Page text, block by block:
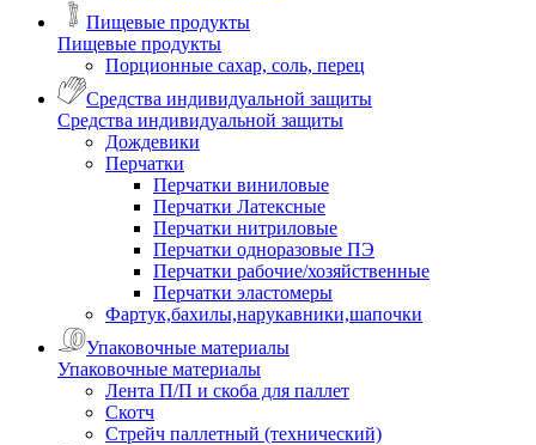
Пищевые продукты
Пищевые продукты
Порционные сахар, соль, перец
Средства индивидуальной защиты
Средства индивидуальной защиты
Дождевики
Перчатки
Перчатки виниловые
Перчатки Латексные
Перчатки нитриловые
Перчатки одноразовые ПЭ
Перчатки рабочие/хозяйственные
Перчатки эластомеры
Фартук,бахилы,нарукавники,шапочки
Упаковочные материалы
Упаковочные материалы
Лента П/П и скоба для паллет
Скотч
Стрейч паллетный (технический)